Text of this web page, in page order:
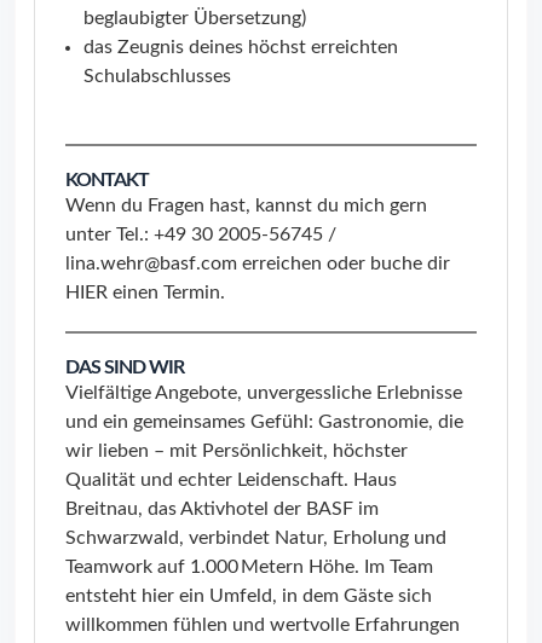
beglaubigter Übersetzung)
das Zeugnis deines höchst erreichten
Schulabschlusses
KONTAKT
Wenn du Fragen hast, kannst du mich gern
unter Tel.: +49 30 2005-56745 /
lina.wehr@basf.com erreichen oder buche dir
HIER einen Termin.
DAS SIND WIR
Vielfältige Angebote, unvergessliche Erlebnisse
und ein gemeinsames Gefühl: Gastronomie, die
wir lieben – mit Persönlichkeit, höchster
Qualität und echter Leidenschaft. Haus
Breitnau, das Aktivhotel der BASF im
Schwarzwald, verbindet Natur, Erholung und
Teamwork auf 1.000 Metern Höhe. Im Team
entsteht hier ein Umfeld, in dem Gäste sich
willkommen fühlen und wertvolle Erfahrungen